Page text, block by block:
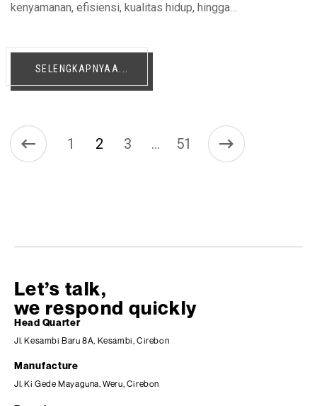
kenyamanan, efisiensi, kualitas hidup, hingga…
SELENGKAPNYAA...
1 2 3 … 51
Let’s talk,
we respond quickly
Head Quarter
Jl. Kesambi Baru 8A, Kesambi, Cirebon
Manufacture
Jl. Ki Gede Mayaguna, Weru, Cirebon